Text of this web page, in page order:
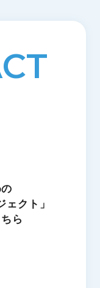
クト」
ら